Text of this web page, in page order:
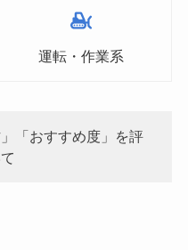
運転・作業系
「おすすめ度」を評